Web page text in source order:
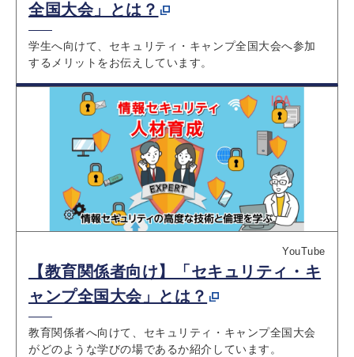
全国大会」とは？
学生へ向けて、セキュリティ・キャンプ全国大会へ参加
するメリットをお伝えしています。
YouTube
【教育関係者向け】「セキュリティ・キ
ャンプ全国大会」とは？
教育関係者へ向けて、セキュリティ・キャンプ全国大会
がどのような学びの場であるか紹介しています。